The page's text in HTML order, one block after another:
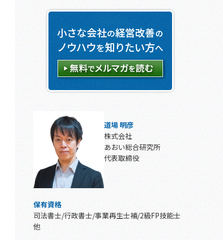
道場 明彦
株式会社
あおい総合研究所
代表取締役
保有資格
司法書士/行政書士/事業再生士補/2級FP技能士
他